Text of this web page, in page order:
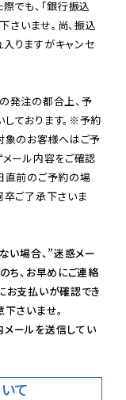
でも、「銀行振込
さいませ。尚、振込
りますがキャンセ
発注の都合上、予
ております。※予約
象のお客様へはご予
メール内容をご確認
直前のご予約の場
卒ご了承下さいま
い場合、”迷惑メー
ち、お早めにご連絡
お支払いが確認でき
さいませ。
ールを送信してい
て